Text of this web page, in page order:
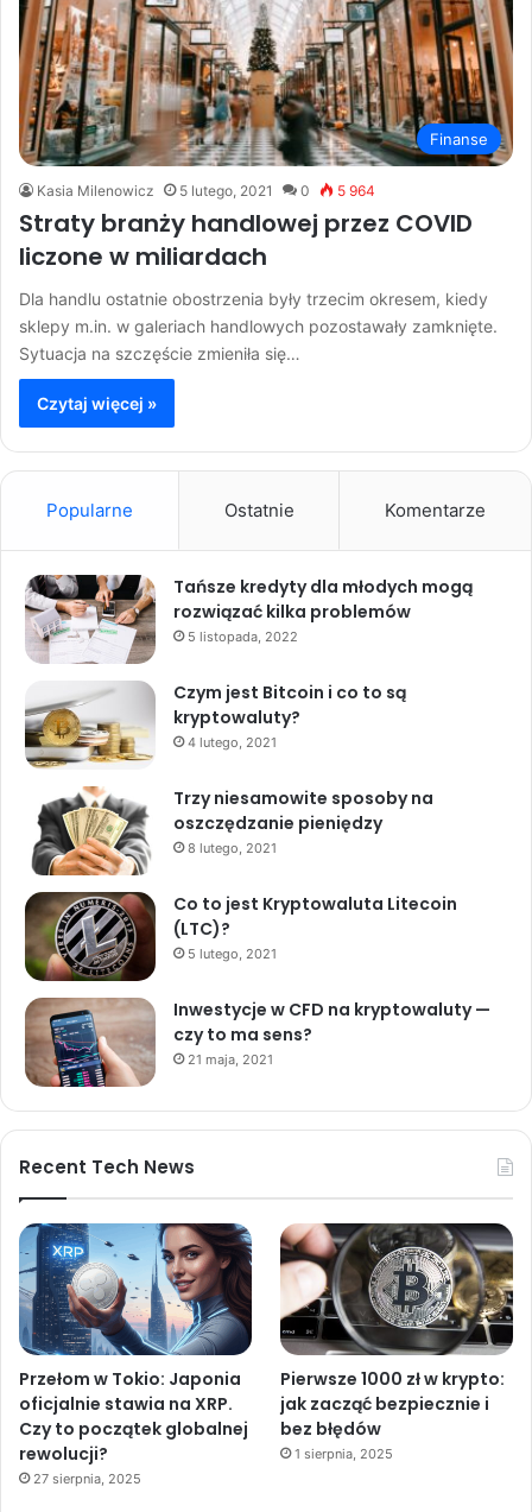
Finanse
Kasia Milenowicz 5 lutego, 2021 0 5 964
Straty branży handlowej przez COVID
liczone w miliardach
Dla handlu ostatnie obostrzenia były trzecim okresem, kiedy
sklepy m.in. w galeriach handlowych pozostawały zamknięte.
Sytuacja na szczęście zmieniła się…
Czytaj więcej »
Popularne Ostatnie Komentarze
Tańsze kredyty dla młodych mogą
rozwiązać kilka problemów
5 listopada, 2022
Czym jest Bitcoin i co to są
kryptowaluty?
4 lutego, 2021
Trzy niesamowite sposoby na
oszczędzanie pieniędzy
8 lutego, 2021
Co to jest Kryptowaluta Litecoin
(LTC)?
5 lutego, 2021
Inwestycje w CFD na kryptowaluty —
czy to ma sens?
21 maja, 2021
Recent Tech News
Przełom w Tokio: Japonia
oficjalnie stawia na XRP.
Czy to początek globalnej
rewolucji?
27 sierpnia, 2025
Pierwsze 1000 zł w krypto:
jak zacząć bezpiecznie i
bez błędów
1 sierpnia, 2025